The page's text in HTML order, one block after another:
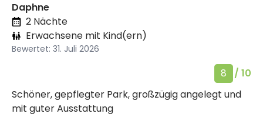
Daphne
2 Nächte
Erwachsene mit Kind(ern)
Bewertet: 31. Juli 2026
8
/ 10
Schöner, gepflegter Park, großzügig angelegt und
mit guter Ausstattung